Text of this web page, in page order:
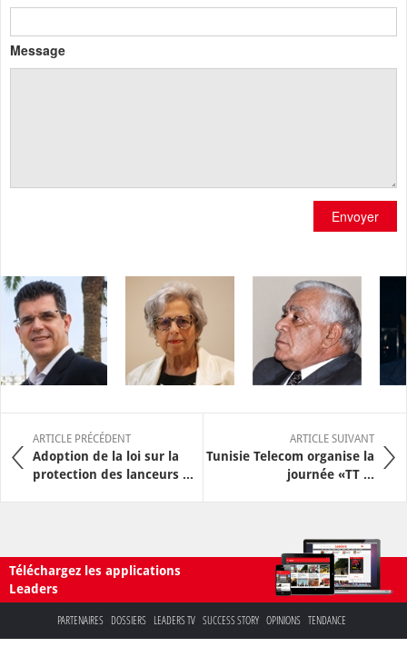
Message
Envoyer
ARTICLE PRÉCÉDENT
Adoption de la loi sur la
protection des lanceurs ...
ARTICLE SUIVANT
Tunisie Telecom organise la
journée «TT ...
Téléchargez les applications
Leaders
PARTENAIRES DOSSIERS LEADERS TV SUCCESS STORY OPINIONS TENDANCE